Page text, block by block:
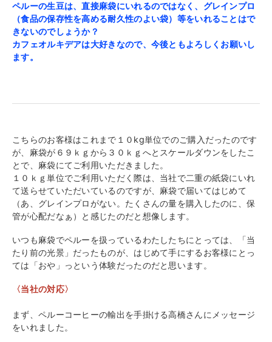
ペルーの生豆は、直接麻袋にいれるのではなく、グレインプロ
（食品の保存性を高める耐久性のよい袋）等をいれることはで
きないのでしょうか？
カフェオルキデアは大好きなので、 今後ともよろしくお願いし
ます。
こちらのお客様はこれまで１０kg単位でのご購入だったのです
が、麻袋が６９ｋｇから３０ｋｇへとスケールダウンをしたこ
とで、麻袋にてご利用いただきました。
１０ｋｇ単位でご利用いただく際は、当社で二重の紙袋にいれ
て送らせていただいているのですが、麻袋で届いてはじめて
（あ、グレインプロがない。たくさんの量を購入したのに、保
管が心配だなぁ）と感じたのだと想像します。
いつも麻袋でペルーを扱っているわたしたちにとっては、「当
たり前の光景」だったものが、はじめて手にするお客様にとっ
ては「おや」っという体験だったのだと思います。
〈当社の対応〉
まず、ペルーコーヒーの輸出を手掛ける高橋さんにメッセージ
をいれました。